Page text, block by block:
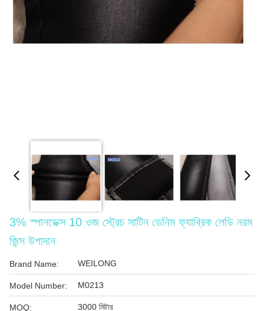
3% স্পানডেক্স 10 ওজ স্ট্রেচ সাটিন ডেনিম ফ্যাব্রিক লেডি নরম
জিন্স উপাদান
Brand Name: WEILONG
Model Number: M0213
MOQ: 3000 মিটার